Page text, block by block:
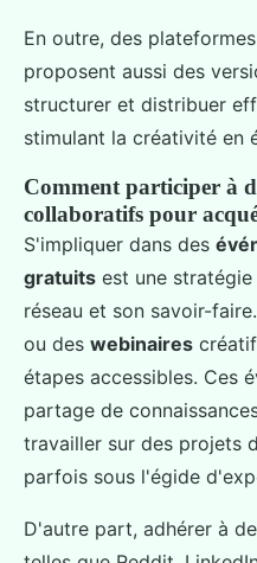
En outre, des
proposent aussi des
structurer et distribuer
stimulant la créativité en
Comment participer à
collaboratifs pour
S'impliquer dans des
gratuits est une
réseau et son savoir-
ou des webinaires
étapes accessibles. Ces
partage de
travailler sur des projets
parfois sous l'égide
D'autre part, adhérer à